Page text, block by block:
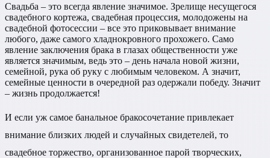
Свадьба – это всегда явление значимое. Зрелище несущегося
свадебного кортежа, свадебная процессия, молодожены на
свадебной фотосессии – все это приковывает внимание
любого, даже самого хладнокровного прохожего. Само
явление заключения брака в глазах общественности уже
является значимым, ведь это – день начала новой жизни,
семейной, рука об руку с любимым человеком. А значит,
семейные ценности в очередной раз одержали победу. Значит
– жизнь продолжается!
И если уж самое банальное бракосочетание привлекает
внимание близких людей и случайных свидетелей, то
свадебное торжество, организованное парой творческих,